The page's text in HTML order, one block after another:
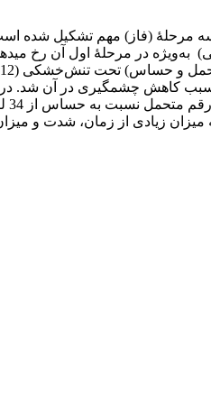
(فاز) مهم تشکیل شده‌ است
کاهش چشمگیری در آن شد. در